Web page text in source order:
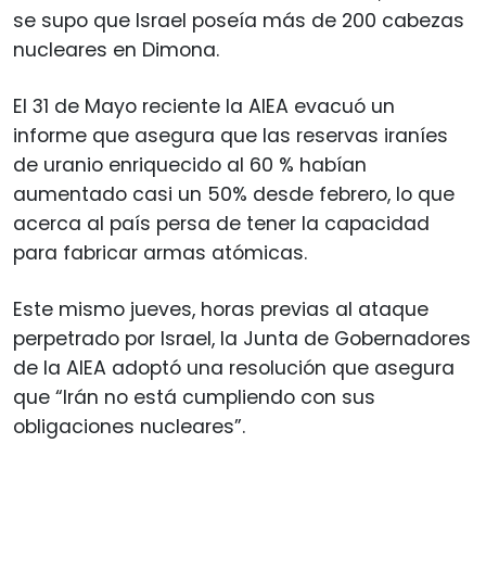
se supo que Israel poseía más de 200 cabezas
nucleares en Dimona.
El 31 de Mayo reciente la AIEA evacuó un
informe que asegura que las reservas iraníes
de uranio enriquecido al 60 % habían
aumentado casi un 50% desde febrero, lo que
acerca al país persa de tener la capacidad
para fabricar armas atómicas.
Este mismo jueves, horas previas al ataque
perpetrado por Israel, la Junta de Gobernadores
de la AIEA adoptó una resolución que asegura
que “Irán no está cumpliendo con sus
obligaciones nucleares”.